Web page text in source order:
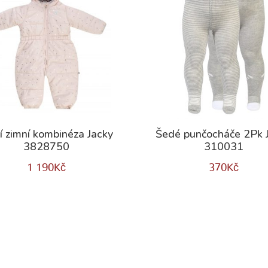
zimní kombinéza Jacky
3828750
1 190Kč
Šedé punčocháče 2Pk
310031
370Kč